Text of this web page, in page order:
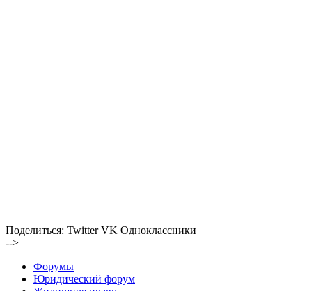
Поделиться: Twitter VK Одноклассники
-->
Форумы
Юридический форум